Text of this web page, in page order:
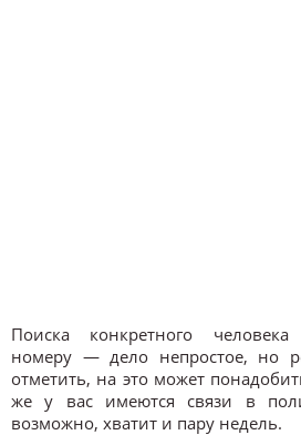
Поиска конкретного
номеру — дело непростое, но
отметить, на это может
же у вас имеются связи в
возможно, хватит и пару недель.